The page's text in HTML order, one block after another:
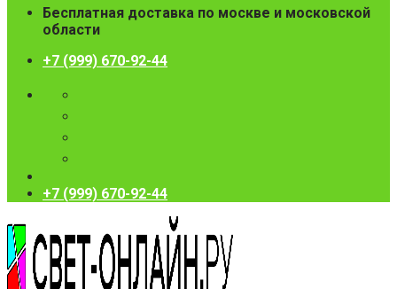
Бесплатная доставка по москве и московской
области
+7 (999) 670-92-44
+7 (999) 670-92-44